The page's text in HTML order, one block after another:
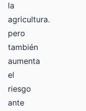
la
agricultura.
pero
también
aumenta
el
riesgo
ante